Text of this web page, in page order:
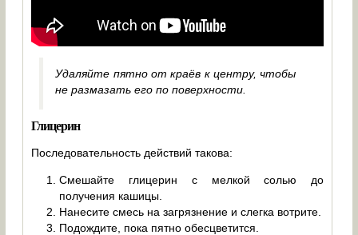
Удаляйте пятно от краёв к центру, чтобы
не размазать его по поверхности.
Глицерин
Последовательность действий такова:
Смешайте глицерин с мелкой солью до
получения кашицы.
Нанесите смесь на загрязнение и слегка вотрите.
Подождите, пока пятно обесцветится.